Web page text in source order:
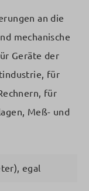
an die
mechanische
Geräte der
für
für
Meß- und
egal